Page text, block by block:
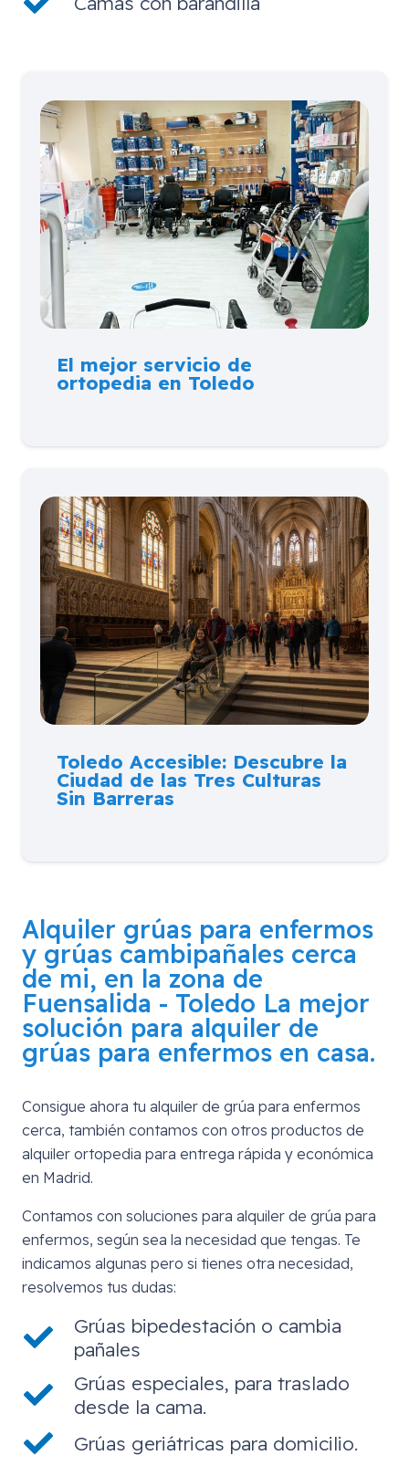
El mejor servicio de
ortopedia en Toledo
Toledo Accesible: Descubre la
Ciudad de las Tres Culturas
Sin Barreras
Alquiler grúas para enfermos
y grúas cambipañales cerca
de mi, en la zona de
Fuensalida - Toledo La mejor
solución para alquiler de
grúas para enfermos en casa.
Consigue ahora tu alquiler de grúa para enfermos
cerca, también contamos con otros productos de
alquiler ortopedia para entrega rápida y económica
en Madrid.
Contamos con soluciones para alquiler de grúa para
enfermos, según sea la necesidad que tengas. Te
indicamos algunas pero si tienes otra necesidad,
resolvemos tus dudas:
Grúas bipedestación o cambia
pañales
Grúas especiales, para traslado
desde la cama.
Grúas geriátricas para domicilio.